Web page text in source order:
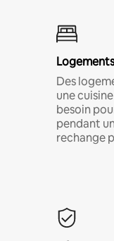
Des
une
besoin
pendant
rechange